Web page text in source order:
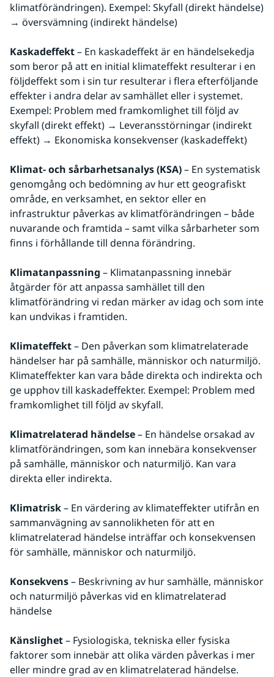
klimatförändringen). Exempel: Skyfall (direkt händelse)
→ översvämning (indirekt händelse)
Kaskadeffekt – En kaskadeffekt är en händelsekedja
som beror på att en initial klimateffekt resulterar i en
följdeffekt som i sin tur resulterar i flera efterföljande
effekter i andra delar av samhället eller i systemet.
Exempel: Problem med framkomlighet till följd av
skyfall (direkt effekt) → Leveransstörningar (indirekt
effekt) → Ekonomiska konsekvenser (kaskadeffekt)
Klimat- och sårbarhetsanalys (KSA) – En systematisk
genomgång och bedömning av hur ett geografiskt
område, en verksamhet, en sektor eller en
infrastruktur påverkas av klimatförändringen – både
nuvarande och framtida – samt vilka sårbarheter som
finns i förhållande till denna förändring.
Klimatanpassning – Klimatanpassning innebär
åtgärder för att anpassa samhället till den
klimatförändring vi redan märker av idag och som inte
kan undvikas i framtiden.
Klimateffekt – Den påverkan som klimatrelaterade
händelser har på samhälle, människor och naturmiljö.
Klimateffekter kan vara både direkta och indirekta och
ge upphov till kaskadeffekter. Exempel: Problem med
framkomlighet till följd av skyfall.
Klimatrelaterad händelse – En händelse orsakad av
klimatförändringen, som kan innebära konsekvenser
på samhälle, människor och naturmiljö. Kan vara
direkta eller indirekta.
Klimatrisk – En värdering av klimateffekter utifrån en
sammanvägning av sannolikheten för att en
klimatrelaterad händelse inträffar och konsekvensen
för samhälle, människor och naturmiljö.
Konsekvens – Beskrivning av hur samhälle, människor
och naturmiljö påverkas vid en klimatrelaterad
händelse
Känslighet – Fysiologiska, tekniska eller fysiska
faktorer som innebär att olika värden påverkas i mer
eller mindre grad av en klimatrelaterad händelse.